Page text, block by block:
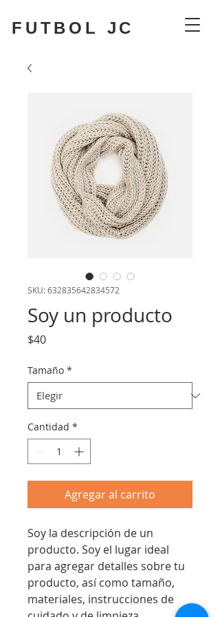
FUTBOL JC
SKU: 632835642834572
Soy un producto
$40Precio
Tamaño *
Cantidad *
Agregar al carrito
Soy la descripción de un
producto. Soy el lugar ideal
para agregar detalles sobre tu
producto, así como tamaño,
materiales, instrucciones de